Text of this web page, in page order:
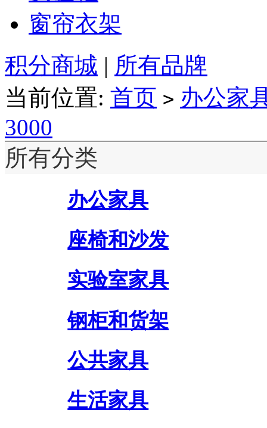
窗帘衣架
积分商城 | 所有品牌
当前位置: 首页 > 办公家
3000
所有分类
办公家具
座椅和沙发
实验室家具
钢柜和货架
公共家具
生活家具